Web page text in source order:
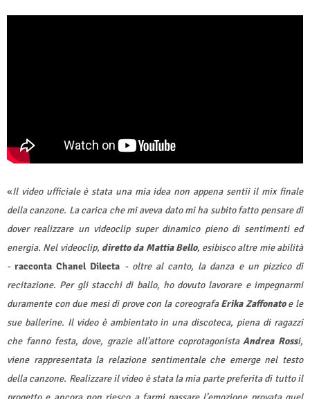
«Il video ufficiale è stata una mia idea non appena sentii il mix finale
della canzone. La carica che mi aveva dato mi ha subito fatto pensare di
dover realizzare un videoclip super dinamico pieno di sentimenti ed
energia. Nel videoclip, diretto da Mattia Bello, esibisco altre mie abilità
-racconta Chanel Dilecta - oltre al canto, la danza e un pizzico di
recitazione. Per gli stacchi di ballo, ho dovuto lavorare e impegnarmi
duramente con due mesi di prove con la coreografaErika Zaffonatoe le
sue ballerine. Il video è ambientato in una discoteca, piena di ragazzi
che fanno festa, dove, grazie all’attore coprotagonistaAndrea Rossi,
viene rappresentata la relazione sentimentale che emerge nel testo
della canzone. Realizzare il video è stata la mia parte preferita di tutto il